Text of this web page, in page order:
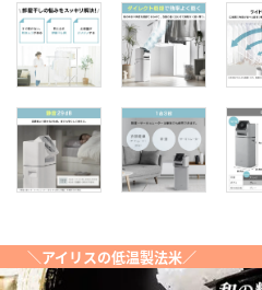
＼アイリスの低温製法米／